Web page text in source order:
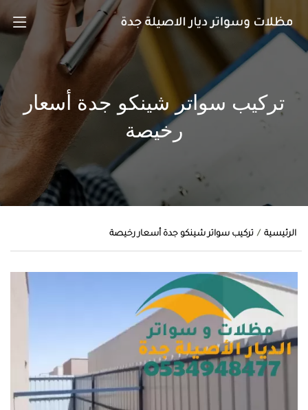
تركيب سواتر شينكو جدة أسعار
رخيصة
الرئيسية تركيب سواتر شينكو جدة أسعار رخيصة